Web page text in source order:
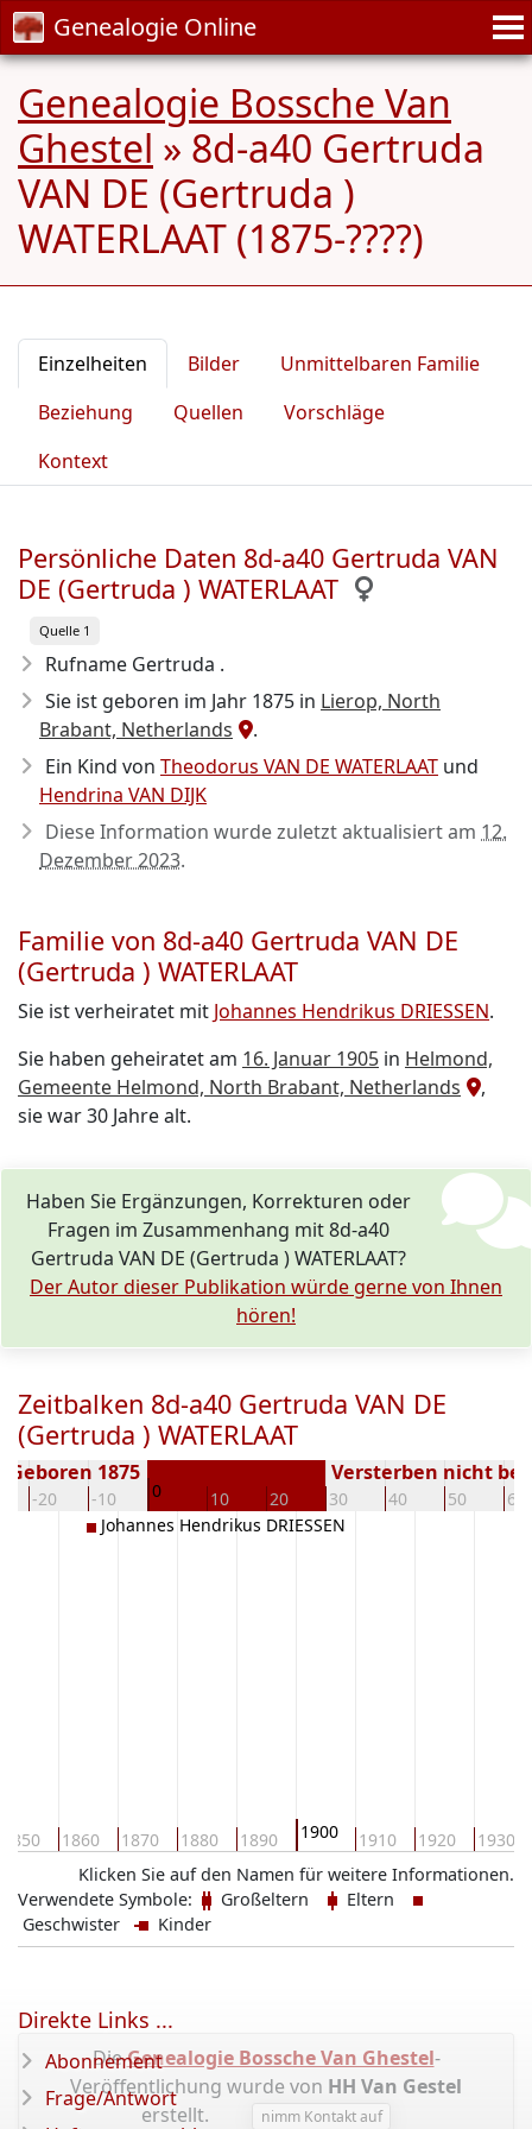
Genealogie Online
Genealogie Bossche Van
Ghestel » 8d-a40 Gertruda
VAN DE (Gertruda )
WATERLAAT (1875-????)
Einzelheiten Bilder
Unmittelbaren Familie
Beziehung
Quellen
Vorschläge
Kontext
Persönliche Daten 8d-a40 Gertruda VAN
DE (Gertruda ) WATERLAAT
Quelle 1
Rufname Gertruda .
Sie ist geboren im Jahr 1875 in Lierop, North
Brabant, Netherlands
.
Ein Kind von Theodorus VAN DE WATERLAAT und
Hendrina VAN DIJK
Diese Information wurde zuletzt aktualisiert am 12.
Dezember 2023.
Familie von 8d-a40 Gertruda VAN DE
(Gertruda ) WATERLAAT
Sie ist verheiratet mit Johannes Hendrikus DRIESSEN.
Sie haben geheiratet am 16. Januar 1905 in Helmond,
Gemeente Helmond, North Brabant, Netherlands
,
sie war 30 Jahre alt.
Haben Sie Ergänzungen, Korrekturen oder
Fragen im Zusammenhang mit 8d-a40
Gertruda VAN DE (Gertruda ) WATERLAAT?
Der Autor dieser Publikation würde gerne von Ihnen
hören!
Zeitbalken 8d-a40 Gertruda VAN DE
(Gertruda ) WATERLAAT
-20 -10 0 10 20 30 40 50 60
Geboren 1875 Versterben nicht
1850 1860 1870 1880 1890 1900 1910 1920 1930
Johannes Hendrikus DRIESSEN
Klicken Sie auf den Namen für weitere Informationen.
Verwendete Symbole:
Großeltern
Eltern
Geschwister
Kinder
DieGenealogie Bossche Van Ghestel-
Veröffentlichung wurde von HH Van Gestel
erstellt.
nimm Kontakt auf
Direkte Links ...
Abonnement
Frage/Antwort